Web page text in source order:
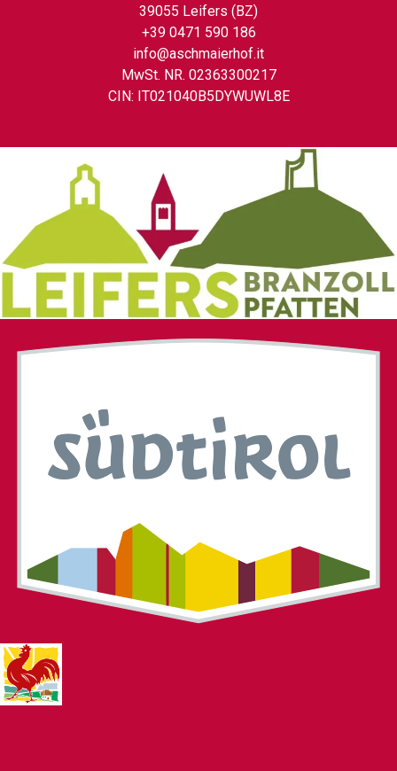
39055 Leifers (BZ)
+39 0471 590 186
info@aschmaierhof.it
MwSt. NR. 02363300217
CIN: IT021040B5DYWUWL8E